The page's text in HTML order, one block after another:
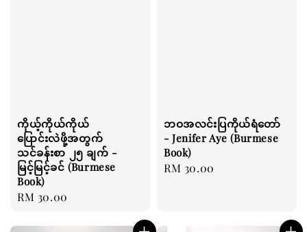
ကိုယ့်ကိုယ်ကိုယ်
ပြောင်းလဲဖို့အတွက်
သင်ခန်းစာ ၂၅ ချက် -
မြင့်မြင့်ခင် (Burmese
Book)
Regular
RM 30.00
ဘဝအလင်းပြကိုယ်ရံတော်
- Jenifer Aye (Burmese
Book)
Regular
RM 30.00